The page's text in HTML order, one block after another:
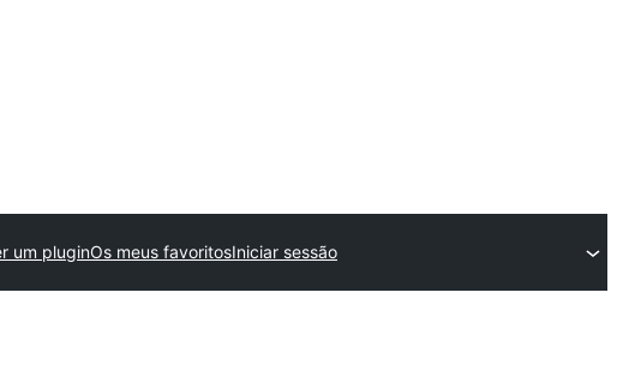
um pluginOs meus favoritosIniciar sessão